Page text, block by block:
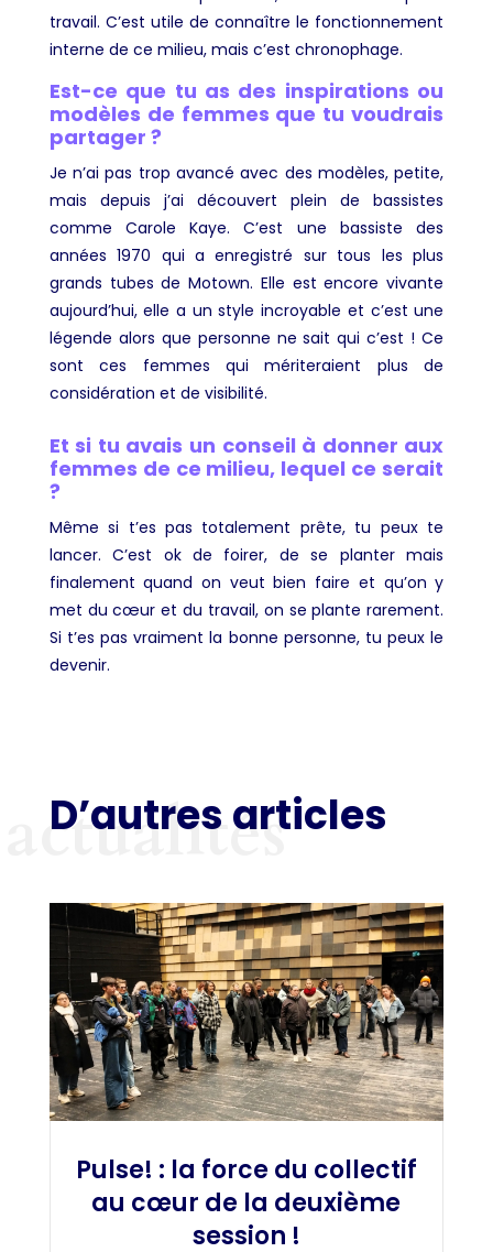
travail. C’est utile de connaître le fonctionnement
interne de ce milieu, mais c’est chronophage.
Est-ce que tu as des inspirations ou
modèles de femmes que tu voudrais
partager ?
Je n’ai pas trop avancé avec des modèles, petite,
mais depuis j’ai découvert plein de bassistes
comme Carole Kaye. C’est une bassiste des
années 1970 qui a enregistré sur tous les plus
grands tubes de Motown. Elle est encore vivante
aujourd’hui, elle a un style incroyable et c’est une
légende alors que personne ne sait qui c’est ! Ce
sont ces femmes qui mériteraient plus de
considération et de visibilité.
Et si tu avais un conseil à donner aux
femmes de ce milieu, lequel ce serait
?
Même si t’es pas totalement prête, tu peux te
lancer. C’est ok de foirer, de se planter mais
finalement quand on veut bien faire et qu’on y
met du cœur et du travail, on se plante rarement.
Si t’es pas vraiment la bonne personne, tu peux le
devenir.
D’autres articles
actualités
Pulse! : la force du collectif
au cœur de la deuxième
session !